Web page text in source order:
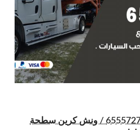
ونش الضباعية / 65557275 / ونش كرين سطحة